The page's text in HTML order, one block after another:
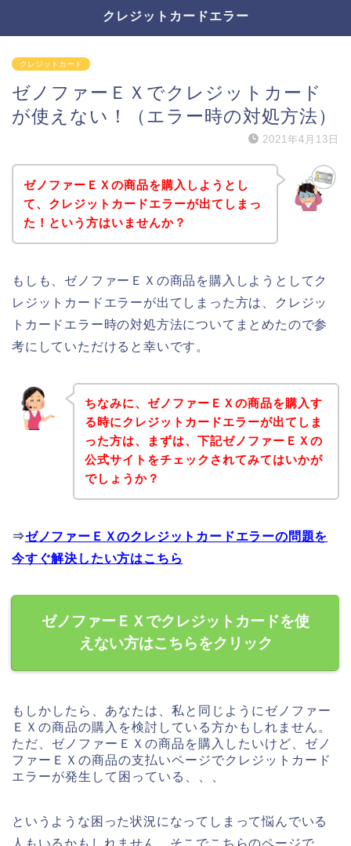
クレジットカードエラー
クレジットカード
ゼノファーＥＸでクレジットカード
が使えない！（エラー時の対処方法）
2021年4月13日
ゼノファーＥＸの商品を購入しようとし
て、クレジットカードエラーが出てしまっ
た！という方はいませんか？
もしも、ゼノファーＥＸの商品を購入しようとしてク
レジットカードエラーが出てしまった方は、クレジッ
トカードエラー時の対処方法についてまとめたので参
考にしていただけると幸いです。
ちなみに、ゼノファーＥＸの商品を購入す
る時にクレジットカードエラーが出てしま
った方は、まずは、下記ゼノファーＥＸの
公式サイトをチェックされてみてはいかが
でしょうか？
⇒ゼノファーＥＸのクレジットカードエラーの問題を
今すぐ解決したい方はこちら
ゼノファーＥＸでクレジットカードを使
えない方はこちらをクリック
もしかしたら、あなたは、私と同じようにゼノファー
ＥＸの商品の購入を検討している方かもしれません。
ただ、ゼノファーＥＸの商品を購入したいけど、ゼノ
ファーＥＸの商品の支払いページでクレジットカード
エラーが発生して困っている、、、
というような困った状況になってしまって悩んでいる